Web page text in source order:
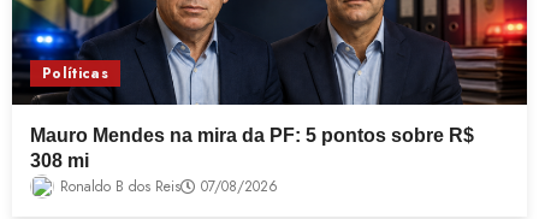
Políticas
Mauro Mendes na mira da PF: 5 pontos sobre R$
308 mi
Ronaldo B dos Reis 07/08/2026